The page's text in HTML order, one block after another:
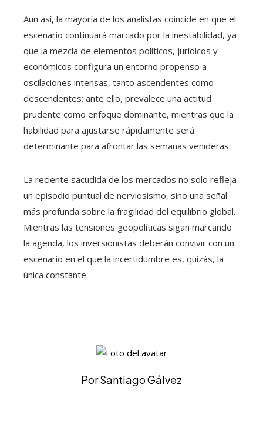
Aun así, la mayoría de los analistas coincide en que el
escenario continuará marcado por la inestabilidad, ya
que la mezcla de elementos políticos, jurídicos y
económicos configura un entorno propenso a
oscilaciones intensas, tanto ascendentes como
descendentes; ante ello, prevalece una actitud
prudente como enfoque dominante, mientras que la
habilidad para ajustarse rápidamente será
determinante para afrontar las semanas venideras.
La reciente sacudida de los mercados no solo refleja
un episodio puntual de nerviosismo, sino una señal
más profunda sobre la fragilidad del equilibrio global.
Mientras las tensiones geopolíticas sigan marcando
la agenda, los inversionistas deberán convivir con un
escenario en el que la incertidumbre es, quizás, la
única constante.
Por Santiago Gálvez